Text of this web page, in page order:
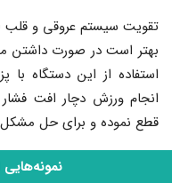
تقویت سیستم عروقی و قلب
بهتر است در صورت داشتن
استفاده از این دستگاه
انجام ورزش دچار افت
قطع نموده و برای حل مشکل